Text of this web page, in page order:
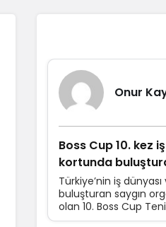
Onur
Boss Cup 10. kez
kortunda
Türkiye’nin iş
buluşturan saygın
olan 10. Boss Cup
hazırlıklar devam